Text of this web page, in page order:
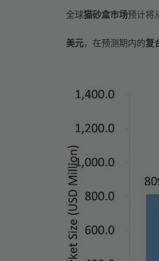
全球猫砂盒市场预计将
美元，在预测期内的复